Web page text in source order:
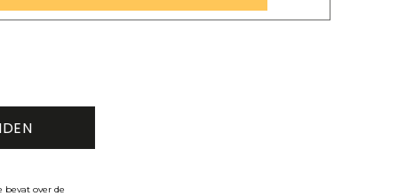
over de